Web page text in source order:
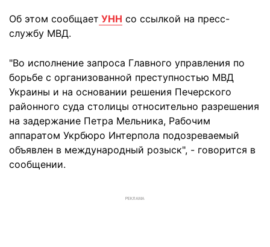
Об этом сообщает УНН со ссылкой на пресс-
службу МВД.
"Во исполнение запроса Главного управления по
борьбе с организованной преступностью МВД
Украины и на основании решения Печерского
районного суда столицы относительно разрешения
на задержание Петра Мельника, Рабочим
аппаратом Укрбюро Интерпола подозреваемый
объявлен в международный розыск", - говорится в
сообщении.
РЕКЛАМА